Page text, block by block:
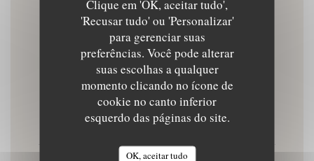
Clique em 'OK, aceitar tudo',
'Recusar tudo' ou 'Personalizar'
para gerenciar suas
preferências. Você pode alterar
suas escolhas a qualquer
momento clicando no ícone de
cookie no canto inferior
esquerdo das páginas do site.
OK, aceitar tudo
Horário de abertura
Seg-Ter
Fechado